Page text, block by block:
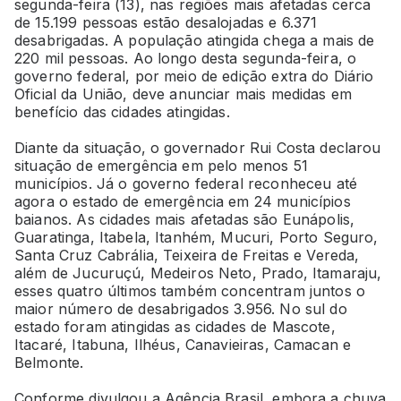
segunda-feira (13), nas regiões mais afetadas cerca
de 15.199 pessoas estão desalojadas e 6.371
desabrigadas. A população atingida chega a mais de
220 mil pessoas. Ao longo desta segunda-feira, o
governo federal, por meio de edição extra do Diário
Oficial da União, deve anunciar mais medidas em
benefício das cidades atingidas.
Diante da situação, o governador Rui Costa declarou
situação de emergência em pelo menos 51
municípios. Já o governo federal reconheceu até
agora o estado de emergência em 24 municípios
baianos. As cidades mais afetadas são Eunápolis,
Guaratinga, Itabela, Itanhém, Mucuri, Porto Seguro,
Santa Cruz Cabrália, Teixeira de Freitas e Vereda,
além de Jucuruçú, Medeiros Neto, Prado, Itamaraju,
esses quatro últimos também concentram juntos o
maior número de desabrigados 3.956. No sul do
estado foram atingidas as cidades de Mascote,
Itacaré, Itabuna, Ilhéus, Canavieiras, Camacan e
Belmonte.